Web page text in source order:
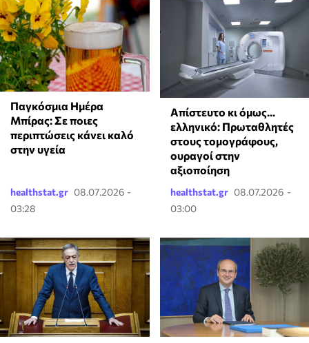
Παγκόσμια Ημέρα
Μπίρας: Σε ποιες
περιπτώσεις κάνει καλό
στην υγεία
healthstat.gr 08.07.2026 -
03:28
Απίστευτο κι όμως...
ελληνικό: Πρωταθλητές
στους τομογράφους,
ουραγοί στην
αξιοποίηση
healthstat.gr 08.07.2026 -
03:00